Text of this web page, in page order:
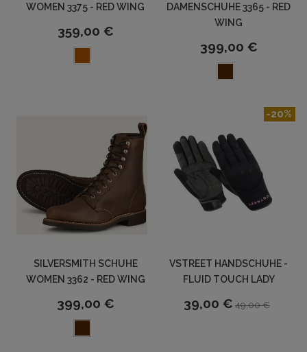
WOMEN 3375 - RED WING
359,00 €
DAMENSCHUHE 3365 - RED
WING
399,00 €
SILVERSMITH SCHUHE
WOMEN 3362 - RED WING
399,00 €
VSTREET HANDSCHUHE -
FLUID TOUCH LADY
39,00 € 49,00 €
-20%